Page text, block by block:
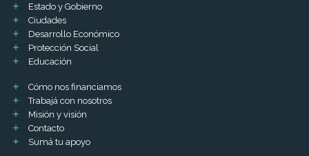
Estado y Gobierno
Ciudades
Desarrollo Económico
Protección Social
Educación
Cómo nos financiamos
Trabajá con nosotros
Misión y visión
Contacto
Sumá tu apoyo